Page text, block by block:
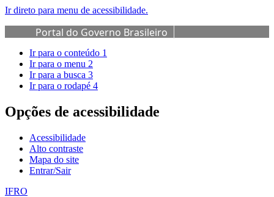
Ir direto para menu de acessibilidade.
Portal do Governo Brasileiro
Ir para o conteúdo 1
Ir para o menu 2
Ir para a busca 3
Ir para o rodapé 4
Opções de acessibilidade
Acessibilidade
Alto contraste
Mapa do site
Entrar/Sair
IFRO